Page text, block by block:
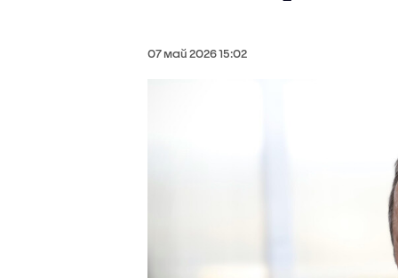
07 май 2026 15:02